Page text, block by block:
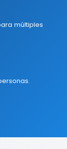
múltiples